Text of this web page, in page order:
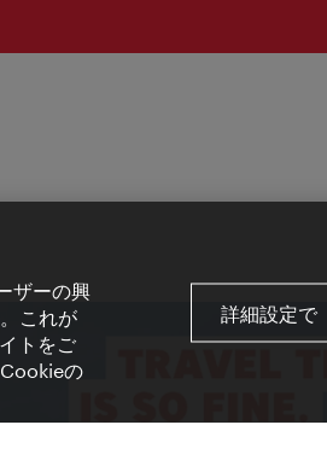
ザーの興
これが
トをご
の
詳細設定で